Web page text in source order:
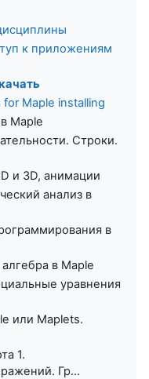
к приложениям
Maple installing
Maple
Строки.
и 3D, анимации
анализ в
в
в Maple
уравнения
или Maplets.
1.
Гр...